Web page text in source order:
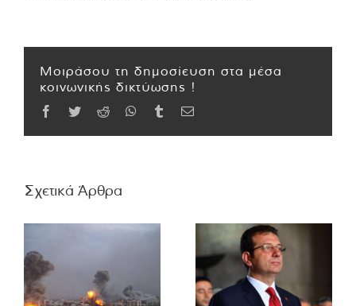
Μοιράσου τη δημοσίευση στα μέσα
κοινωνικής δικτύωσης !
Facebook
TwitterReddit WhatsApp
TumblrEmail
Σχετικά Άρθρα